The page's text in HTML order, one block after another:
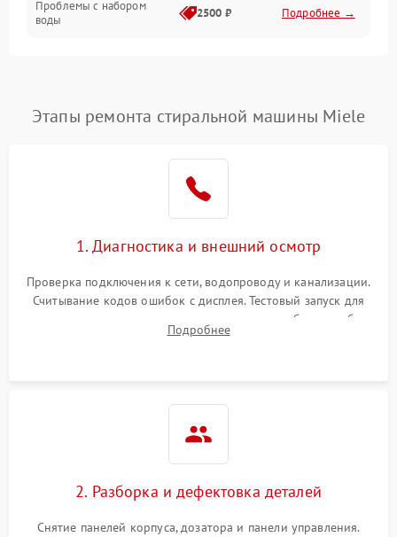
Проблемы с набором
воды
2500 ₽ Подробнее →
Замена платы управления Подробнее →
Этапы ремонта стиральной машины Miele
1. Диагностика и внешний осмотр
Проверка подключения к сети, водопроводу и канализации.
Считывание кодов ошибок с дисплея. Тестовый запуск для
выявления посторонних шумов, протечек или сбоев в работе
электронного модуля управления.
Подробнее
2. Разборка и дефектовка деталей
Снятие панелей корпуса, дозатора и панели управления.